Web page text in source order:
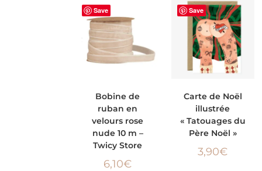
Save
PANIER
Bobine de
ruban en
velours rose
nude 10 m –
Twicy Store
6,10€
Save
PANIER
Carte de Noël
illustrée
« Tatouages du
Père Noël »
3,90€